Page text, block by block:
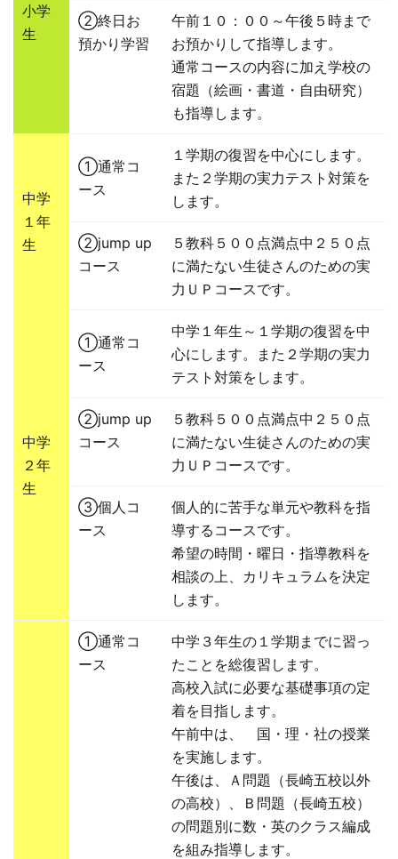
小学
生
②終日お
預かり学習
午前１０：００～午後５時まで
お預かりして指導します。
通常コースの内容に加え学校の
宿題（絵画・書道・自由研究）
も指導します。
中学
１年
生
①通常コ
ース
１学期の復習を中心にします。
また２学期の実力テスト対策を
します。
②jump up
コース
５教科５００点満点中２５０点
に満たない生徒さんのための実
力ＵＰコースです。
中学
２年
生
①通常コ
ース
中学１年生～１学期の復習を中
心にします。また２学期の実力
テスト対策をします。
②jump up
コース
５教科５００点満点中２５０点
に満たない生徒さんのための実
力ＵＰコースです。
③個人コ
ース
個人的に苦手な単元や教科を指
導するコースです。
希望の時間・曜日・指導教科を
相談の上、カリキュラムを決定
します。
①通常コ
ース
中学３年生の１学期までに習っ
たことを総復習します。
高校入試に必要な基礎事項の定
着を目指します。
午前中は、 国・理・社の授業
を実施します。
午後は、Ａ問題（長崎五校以外
の高校）、Ｂ問題（長崎五校）
の問題別に数・英のクラス編成
を組み指導します。